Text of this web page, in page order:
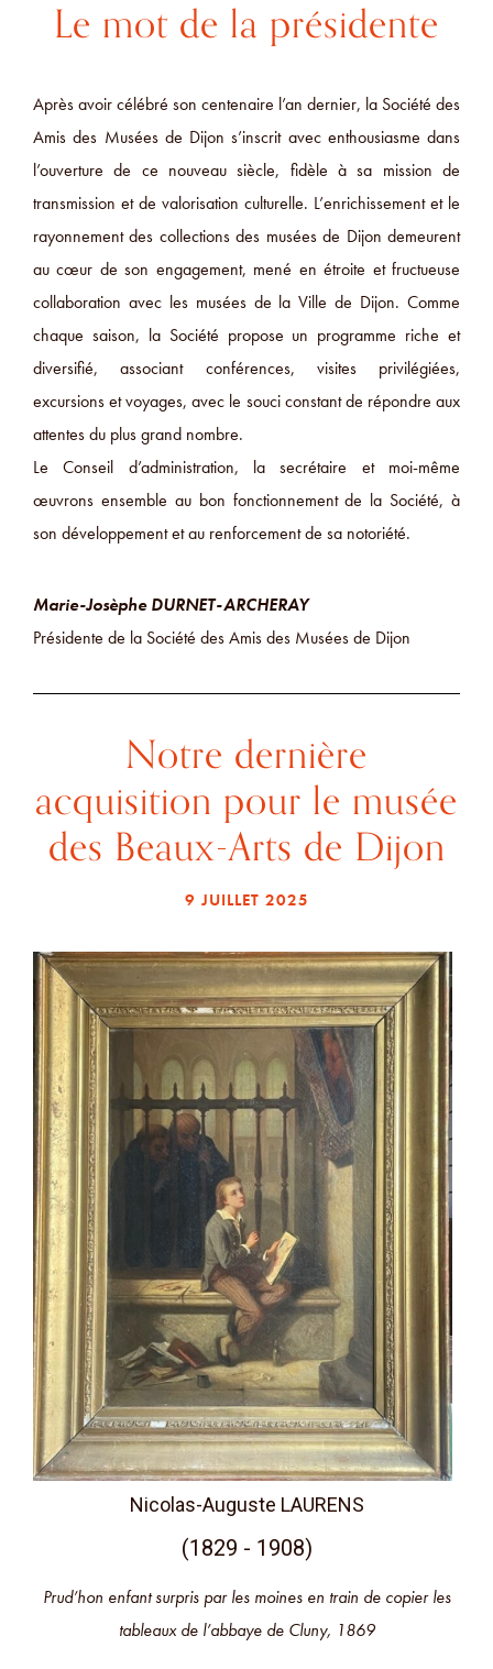
Le mot de la présidente
Après avoir célébré son centenaire l’an dernier, la Société des
Amis des Musées de Dijon s’inscrit avec enthousiasme dans
l’ouverture de ce nouveau siècle, fidèle à sa mission de
transmission et de valorisation culturelle. L’enrichissement et le
rayonnement des collections des musées de Dijon demeurent
au cœur de son engagement, mené en étroite et fructueuse
collaboration avec les musées de la Ville de Dijon. Comme
chaque saison, la Société propose un programme riche et
diversifié, associant conférences, visites privilégiées,
excursions et voyages, avec le souci constant de répondre aux
attentes du plus grand nombre.
Le Conseil d’administration, la secrétaire et moi-même
œuvrons ensemble au bon fonctionnement de la Société, à
son développement et au renforcement de sa notoriété.
Marie-Josèphe DURNET-ARCHERAY
Présidente de la Société des Amis des Musées de Dijon
Notre dernière
acquisition pour le musée
des Beaux-Arts de Dijon
9 JUILLET 2025
Nicolas-Auguste LAURENS
(1829 - 1908)
Prud’hon enfant surpris par les moines en train de copier les
tableaux de l’abbaye de Cluny, 1869